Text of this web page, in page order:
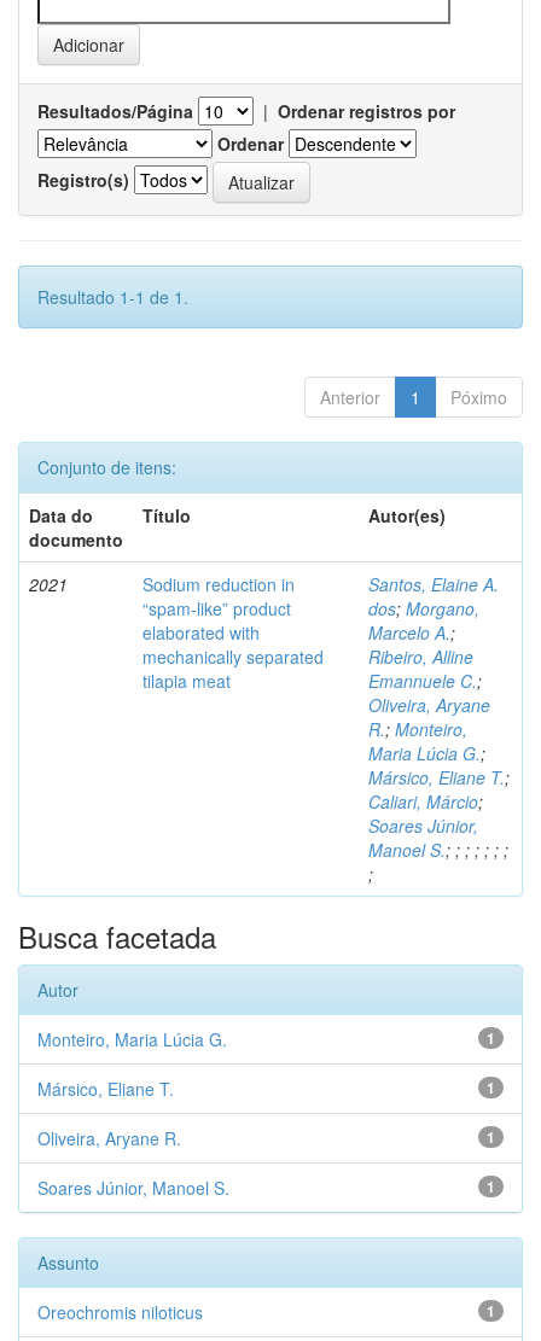
Resultados/Página | Ordenar registros por
Ordenar
Registro(s)
Resultado 1-1 de 1.
Anterior 1 Póximo
Conjunto de itens:
Data do
documento
Título Autor(es)
2021
Sodium reduction in
“spam-like” product
elaborated with
mechanically separated
tilapia meat
Santos, Elaine A.
dos; Morgano,
Marcelo A.;
Ribeiro, Alline
Emannuele C.;
Oliveira, Aryane
R.; Monteiro,
Maria Lúcia G.;
Mársico, Eliane T.;
Caliari, Márcio;
Soares Júnior,
Manoel S.; ; ; ; ; ; ;
;
Busca facetada
Autor
1
Monteiro, Maria Lúcia G.
1
Mársico, Eliane T.
1
Oliveira, Aryane R.
1
Soares Júnior, Manoel S.
Assunto
1
Oreochromis niloticus